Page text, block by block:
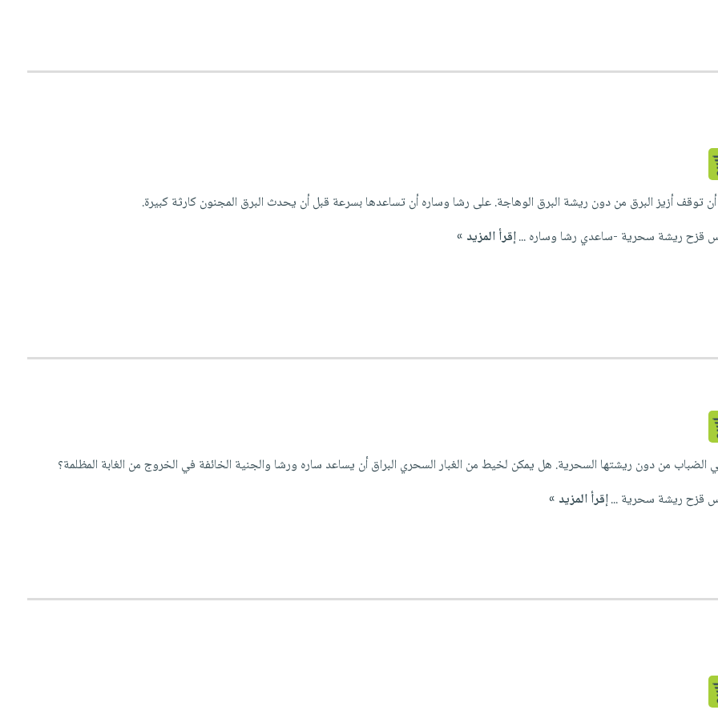
توقف أزيز البرق من دون ريشة البرق الوهاجة. على رشا وساره أن تساعدها بسرعة قبل أن يحدث البرق المجنون كارثة كبيرة.
ريشة سحرية -ساعدي رشا وساره ...إقرأ المزيد »
الضباب من دون ريشتها السحرية. هل يمكن لخيط من الغبار السحري البراق أن يساعد ساره ورشا والجنية الخائفة في الخروج من الغابة المظلمة؟
ريشة سحرية ...إقرأ المزيد »